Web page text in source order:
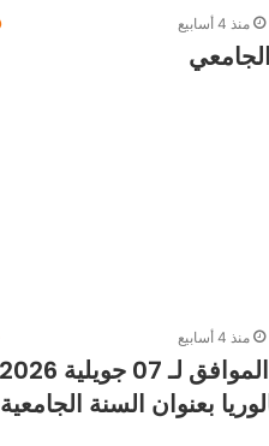
منذ 4 أسابيع
منذ 4 أسابيع
بعنوان السنة الجامعية